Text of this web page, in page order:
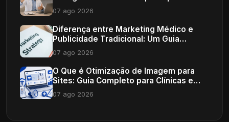
Profissionais de Saúde
07 ago 2026
Diferença entre Marketing Médico e
Publicidade Tradicional: Um Guia
Completo
07 ago 2026
O Que é Otimização de Imagem para
Sites: Guia Completo para Clínicas e
Consultórios
07 ago 2026